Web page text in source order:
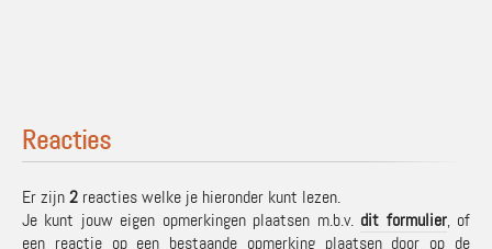
Reacties
Er zijn2 reacties welke je hieronder kunt lezen.
Je kunt jouw eigen opmerkingen plaatsen m.b.v. dit formulier, of
een reactie op een bestaande opmerking plaatsen door op de